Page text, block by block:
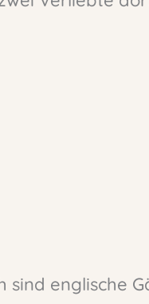
sind englische